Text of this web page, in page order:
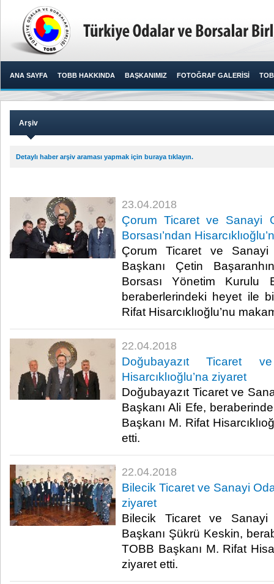
ANA SAYFA TOBB HAKKINDA BAŞKANIMIZ FOTOĞRAF GALERİSİ
Arşiv
Detaylı haber arşiv araması yapmak için buraya tıklayın.
23.04.2018
Çorum Ticaret ve Sanayi
Borsası’ndan
Çorum Ticaret ve Sanayi
Başkanı Çetin
Borsası Yönetim Kurulu
beraberlerindeki heyet ile
Rifat Hisarcıklıoğlu’nu
22.04.2018
Doğubayazıt Ticaret
Hisarcıklıoğlu’na ziyaret
Doğubayazıt Ticaret ve
Başkanı Ali Efe,
Başkanı M. Rifat
etti.​
22.04.2018
Bilecik Ticaret ve Sanayi
ziyaret
Bilecik Ticaret ve Sanayi
Başkanı Şükrü Keskin,
TOBB Başkanı M. Rifat
ziyaret etti.​